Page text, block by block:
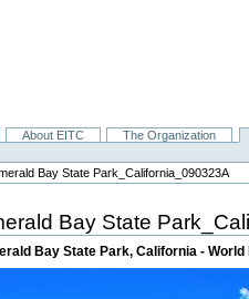
About EITC
The Organization
Bay State Park_California_090323A
Bay State
Bay State Park, California -